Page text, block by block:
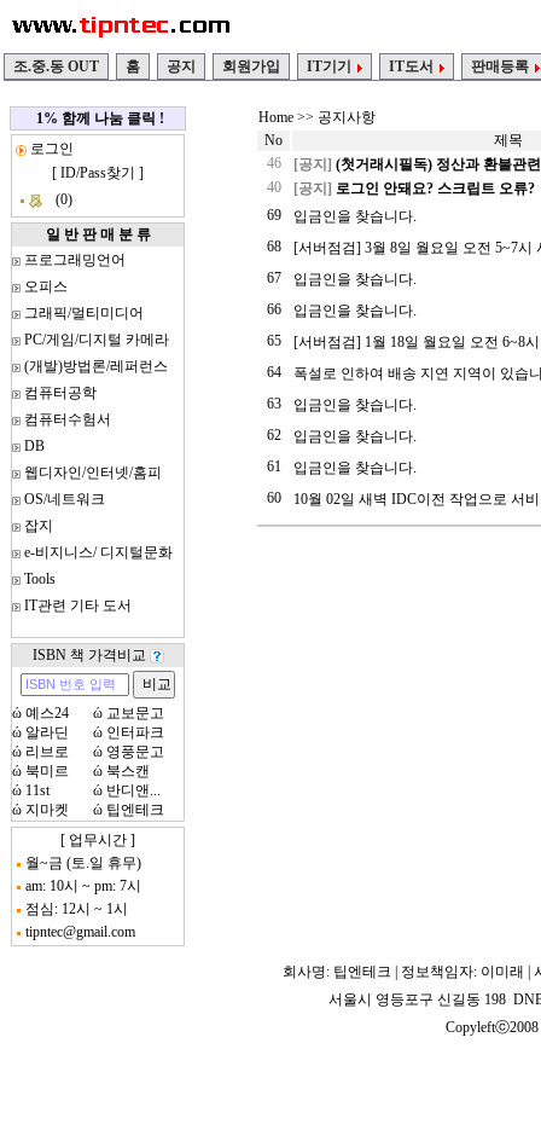
조.중.동 OUT 홈 공지 회원가입 IT기기 IT도서 판매등록
1% 함께 나눔 클릭 !
로그인
[ ID/Pass찾기 ]
(0)
일 반 판 매 분 류
프로그래밍언어
오피스
그래픽/멀티미디어
PC/게임/디지털 카메라
(개발)방법론/레퍼런스
컴퓨터공학
컴퓨터수험서
DB
웹디자인/인터넷/홈피
OS/네트워크
잡지
e-비지니스/ 디지털문화
Tools
IT관련 기타 도서
ISBN 책 가격비교
ώ 예스24 ώ 교보문고
ώ 알라딘 ώ 인터파크
ώ 리브로 ώ 영풍문고
ώ 북미르 ώ 북스캔
ώ 11st ώ 반디앤...
ώ 지마켓 ώ 팁엔테크
[ 업무시간 ]
월~금 (토.일 휴무)
am: 10시 ~ pm: 7시
점심: 12시 ~ 1시
tipntec@gmail.com
Home >> 공지사항
No
제목
46
[공지] (첫거래시필독) 정산과 환불관
40
[공지] 로그인 안돼요? 스크립트 오류?
69
입금인을 찾습니다.
68
[서버점검] 3월 8일 월요일 오전 5~7시
67
입금인을 찾습니다.
66
입금인을 찾습니다.
65
[서버점검] 1월 18일 월요일 오전 6~8
64
폭설로 인하여 배송 지연 지역이 있습
63
입금인을 찾습니다.
62
입금인을 찾습니다.
61
입금인을 찾습니다.
60
10월 02일 새벽 IDC이전 작업으로 서
회사명: 팁엔테크 | 정보책임자: 이미래 |
서울시 영등포구 신길동 198
Copyleftⓒ2008